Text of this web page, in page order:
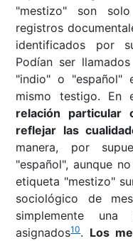
"mestizo" son
registros
identificados por
Podían ser
"indio" o "español"
mismo testigo. En
relación particular
reflejar las
manera, por
"español", aunque
etiqueta "mestizo"
sociológico de
simplemente
asignados10. Los